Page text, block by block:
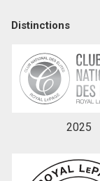
consentez
nous
Distinctions
2025